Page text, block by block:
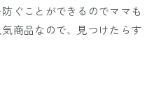
ぐことができるのでママも
商品なので、見つけたらす